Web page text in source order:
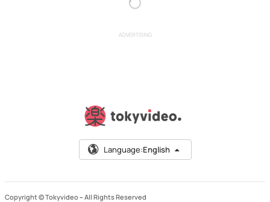
ADVERTISING
Language:English
Copyright © Tokyvideo – All Rights Reserved